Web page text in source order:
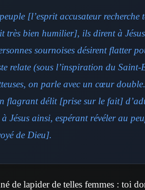
[l’esprit accusateur recherche
très bien humilier], ils dirent à
sournoises désirent flatter
relate (sous l’inspiration du
on parle avec un cœur
flagrant délit[prise sur le fait]
Jésus ainsi, espérant révéler au
de Dieu].
de lapider de telles femmes : toi